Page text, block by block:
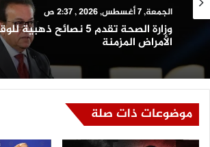
سلايد
الجمعة, 7 أغسطس, 2026 , 2:37 ص
وزارة الصحة تقدم 5 نصائح ذهبية
الأمراض المزمنة
الجمعة, 7 أغسطس, 2026 , 2:25 ص
متهم بقتل والده وطعن والدته
تآكلت قدسية الأسرة؟
موضوعات ذات صلة